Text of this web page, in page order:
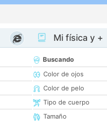
Mi física y +
Buscando
Color de ojos
Color de pelo
Tipo de cuerpo
Tamaño